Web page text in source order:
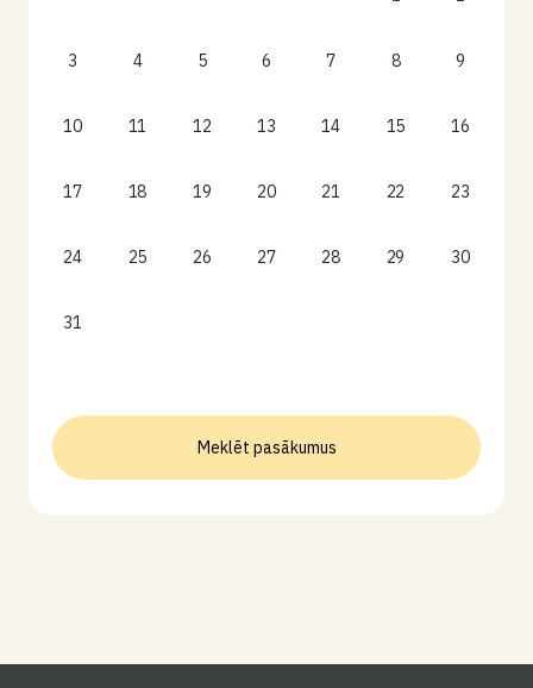
3 4 5 6 7 8 9
10 11 12 13 14 15 16
17 18 19 20 21 22 23
24 25 26 27 28 29 30
31
Meklēt pasākumus